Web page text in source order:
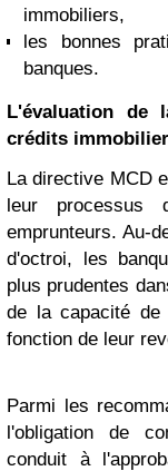
immobiliers,
les bonnes
banques.
L'évaluation de
crédits immobilier
La directive MCD
leur processus
emprunteurs. Au-
d'octroi, les
plus prudentes
de la capacité de
fonction de leur
Parmi les
l'obligation de
conduit à